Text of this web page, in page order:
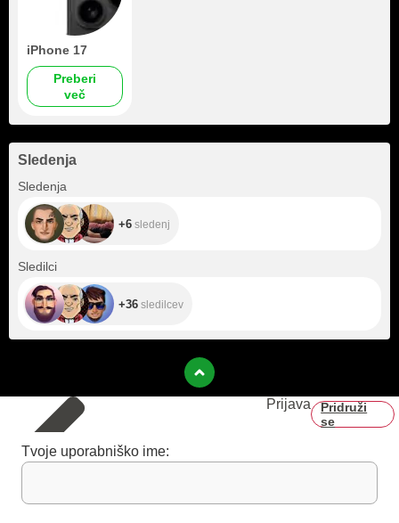
iPhone 17
Preberi
več
Sledenja
Sledenja
+6 sledenj
Sledilci
+36 sledilcev
Prijava
Pridruži
se
Tvoje uporabniško ime: